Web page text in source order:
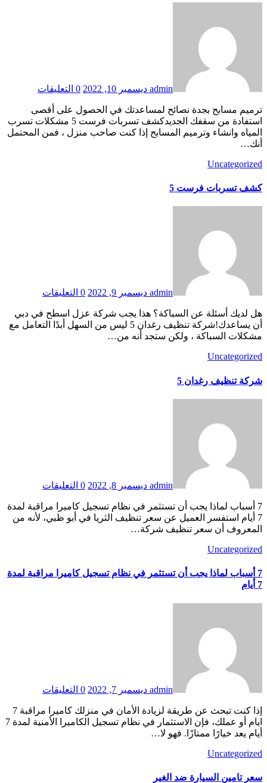
admin ديسمبر 10, 2022 0 التعليقات
ترميم مسابح بجدة نصائح لمساعدتك في الحصول على أقصى
استفادة من سقفك الجديدكشف تسربات فرست 5 مشكلات تسرب
المياه وانشاء وترميم المسابح إذا كنت صاحب منزل ، فمن المحتمل
أنك…
Uncategorized
كشف تسربات فرست 5
admin ديسمبر 9, 2022 0 التعليقات
هل لديك أسئلة عن السباكة؟ هذا يجب شركة عزل اسطح في دبي
أن يساعدك!شركة تنظيف رغدان 5 ليس من السهل أبدًا التعامل مع
مشكلات السباكة ، ولكن ستجد أنه من…
Uncategorized
شركة تنظيف رغدان 5
admin ديسمبر 8, 2022 0 التعليقات
7 أسباب لماذا يجب أن تستثمر في نظام تسجيل كاميرا مراقبة لمدة
7 أيام استفسر العميل عن سعر تنظيف الثريا في أبو ظبي، لأنه من
المعروف أن سعر تنظيف شركة…
Uncategorized
7 أسباب لماذا يجب أن تستثمر في نظام تسجيل كاميرا مراقبة لمدة
7 أيام
admin ديسمبر 7, 2022 0 التعليقات
ايام أو عملك، فإن الاستثمار في نظام تسجيل الكاميرا الأمنية لمدة 7
أيام يعد خيارًا ممتازًا. فهو لا…
Uncategorized
سعر تامين السيارة ضد الغير